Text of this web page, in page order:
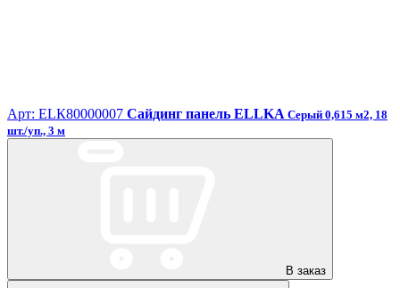
Арт: ЕLК80000007 Сайдинг панель ELLKA Серый 0,615 м2, 18
шт./уп., 3 м
В заказ